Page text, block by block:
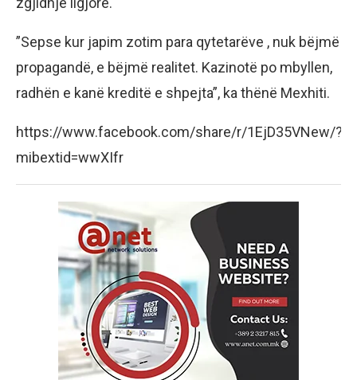
”Sepse kur japim zotim para qytetarëve , nuk bëjmë
propagandë, e bëjmë realitet. Kazinotë po mbyllen,
radhën e kanë kreditë e shpejta”, ka thënë Mexhiti.
https://www.facebook.com/share/r/1EjD35VNew/?
mibextid=wwXIfr